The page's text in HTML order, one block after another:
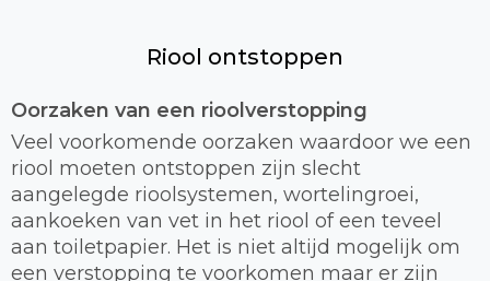
Riool ontstoppen
Oorzaken van een rioolverstopping
Veel voorkomende oorzaken waardoor we een
riool moeten ontstoppen zijn slecht
aangelegde rioolsystemen, wortelingroei,
aankoeken van vet in het riool of een teveel
aan toiletpapier. Het is niet altijd mogelijk om
een verstopping te voorkomen maar er zijn